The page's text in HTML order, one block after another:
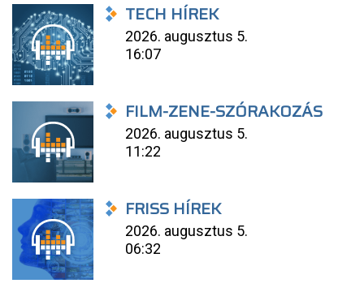
TECH HÍREK
2026. augusztus 5.
16:07
FILM-ZENE-SZÓRAKOZÁS
2026. augusztus 5.
11:22
FRISS HÍREK
2026. augusztus 5.
06:32